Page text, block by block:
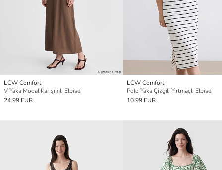
LCW Comfort
V Yaka Modal Karışımlı Elbise
24.99 EUR
LCW Comfort
Polo Yaka Çizgili Yırtmaçlı Elbise
10.99 EUR